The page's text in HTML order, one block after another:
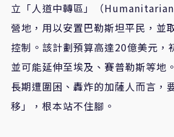
立「人道中轉區」（
營地，用以安置巴勒斯坦平民，並
控制。該計劃預算高達20億美元，
並可能延伸至埃及、賽普勒斯等地
長期遭圍困、轟炸的加薩人而言，
移」，根本站不住腳。